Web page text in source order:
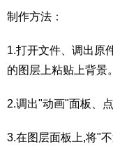
制作方法：
1.打开文件、调出原
的图层上粘贴上背景
2.调出"动画"面板、
3.在图层面板上,将"